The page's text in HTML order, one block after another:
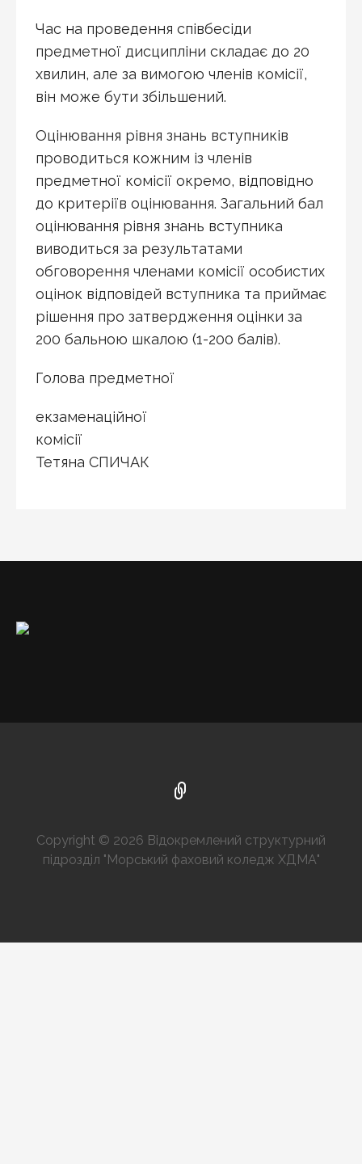
Час на проведення співбесіди
предметної дисципліни складає до 20
хвилин, але за вимогою членів комісії,
він може бути збільшений.
Оцінювання рівня знань вступників
проводиться кожним із членів
предметної комісії окремо, відповідно
до критеріїв оцінювання. Загальний бал
оцінювання рівня знань вступника
виводиться за результатами
обговорення членами комісії особистих
оцінок відповідей вступника та приймає
рішення про затвердження оцінки за
200 бальною шкалою (1-200 балів).
Голова предметної
екзаменаційної
комісії
Тетяна СПИЧАК
Copyright © 2026 Відокремлений структурний
підрозділ "Морський фаховий коледж ХДМА"